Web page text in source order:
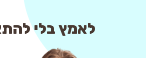
לאמץ בלי